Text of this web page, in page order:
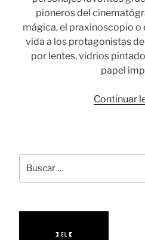
pioneros del
mágica, el praxinoscopio o
vida a los protagonistas
por lentes, vidrios
papel
Continuar
por: